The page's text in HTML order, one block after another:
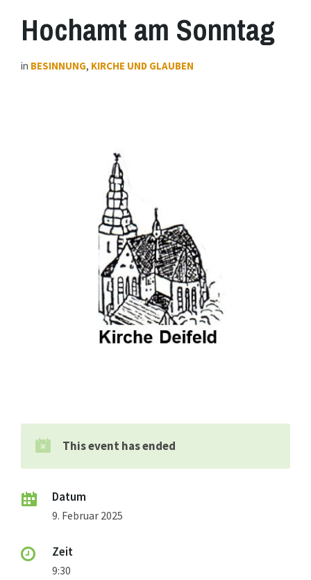
Hochamt am Sonntag
in BESINNUNG, KIRCHE UND GLAUBEN
This event has ended
Datum
9. Februar 2025
Zeit
9:30